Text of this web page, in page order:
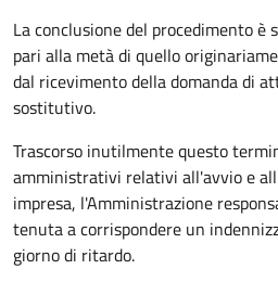
La conclusione del procedimento
pari alla metà di quello
dal ricevimento della domanda di
sostitutivo.
Trascorso inutilmente questo
amministrativi relativi all'avvio e
impresa, l'Amministrazione
tenuta a corrispondere un
giorno di ritardo.